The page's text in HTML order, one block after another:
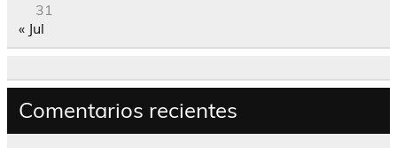
31
« Jul
Comentarios recientes